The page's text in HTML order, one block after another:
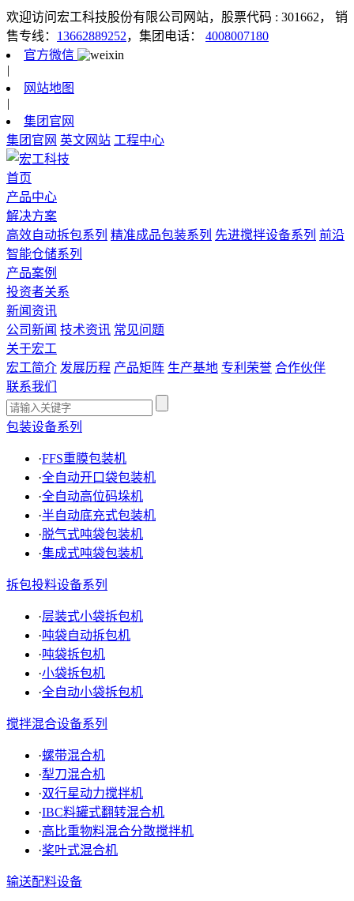
欢迎访问宏工科技股份有限公司网站，股票代码 : 301662，
销
售专线： 13662889252，集团电话： 4008007180
官方微信
|
网站地图
|
集团官网
集团官网 英文网站 工程中心
首页
产品中心
解决方案
高效自动拆包系列 精准成品包装系列 先进搅拌设备系列 前沿
智能仓储系列
产品案例
投资者关系
新闻资讯
公司新闻 技术资讯 常见问题
关于宏工
宏工简介 发展历程 产品矩阵 生产基地 专利荣誉 合作伙伴
联系我们
包装设备系列
·FFS重膜包装机
·全自动开口袋包装机
·全自动高位码垛机
·半自动底充式包装机
·脱气式吨袋包装机
·集成式吨袋包装机
拆包投料设备系列
·层装式小袋拆包机
·吨袋自动拆包机
·吨袋拆包机
·小袋拆包机
·全自动小袋拆包机
搅拌混合设备系列
·螺带混合机
·犁刀混合机
·双行星动力搅拌机
·IBC料罐式翻转混合机
·高比重物料混合分散搅拌机
·桨叶式混合机
输送配料设备